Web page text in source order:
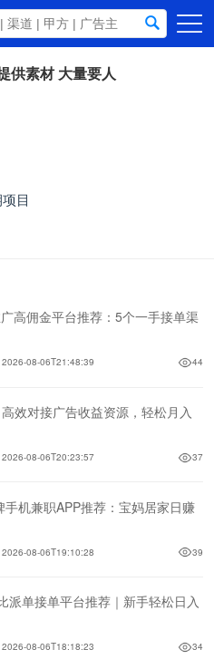
供素材 大量要人
目
高佣金平台推荐：5个一手接单渠
2026-08-06T21:48:39 44
效对接广告收益资源，轻松月入
2026-08-06T20:23:57 37
手机兼职APP推荐：宝妈居家日赚
2026-08-06T19:10:28 39
派单接单平台推荐｜新手轻松日入
2026-08-06T18:18:23 34